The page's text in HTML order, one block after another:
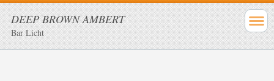
DEEP BROWN AMBERT
Bar Licht